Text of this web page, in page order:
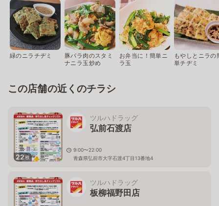
緑のニラチヂミ
豚バラ肉のスタミ
ナニラ玉炒め
お弁当に！簡単ニ
ラ玉
もやしとニラの
単チヂミ
この店舗の近くのチラシ
22枚
ツルハドラッグ
弘前石渡店
9:00〜22:00
青森県弘前市大字石渡4丁目13番地4
ツルハドラッグ
板柳福野田店